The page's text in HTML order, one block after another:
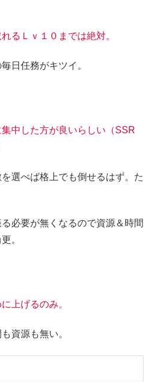
るＬｖ１０までは絶対。
日任務がキツイ。
中した方が良いらしい（SSR
選べば格上でも倒せるはず。た
必要が無くなるので資源＆時間
。
上げるのみ。
資源も無い。